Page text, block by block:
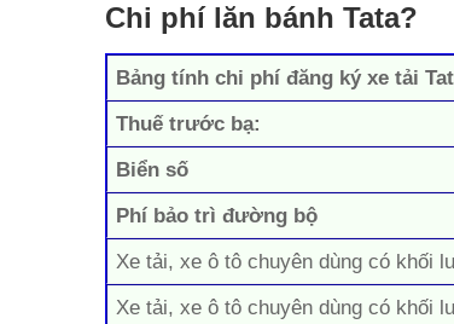
Chi phí lăn bánh Tata?
Bảng tính chi phí đăng ký xe tải
Thuế trước bạ:
Biển số
Phí bảo trì đường bộ
Xe tải, xe ô tô chuyên dùng có khối
Xe tải, xe ô tô chuyên dùng có khối